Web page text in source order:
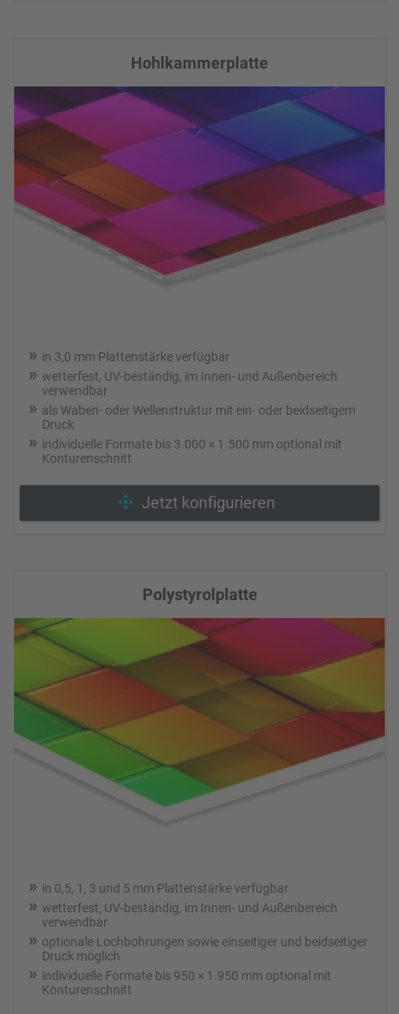
Hohlkammerplatte
in 3,0 mm Plattenstärke verfügbar
wetterfest, UV-beständig, im Innen- und Außenbereich
verwendbar
als Waben- oder Wellenstruktur mit ein- oder beidseitigem
Druck
individuelle Formate bis 3.000 × 1.500 mm optional mit
Konturenschnitt
Jetzt konfigurieren
Polystyrolplatte
in 0,5, 1, 3 und 5 mm Plattenstärke verfügbar
wetterfest, UV-beständig, im Innen- und Außenbereich
verwendbar
optionale Lochbohrungen sowie einseitiger und beidseitiger
Druck möglich
individuelle Formate bis 950 × 1.950 mm optional mit
Konturenschnitt